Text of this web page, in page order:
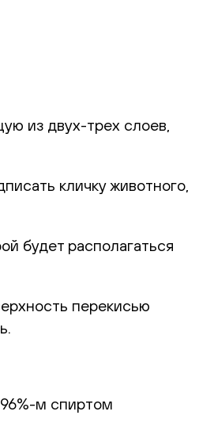
из двух-трех слоев,
кличку животного,
будет располагаться
перекисью
м спиртом